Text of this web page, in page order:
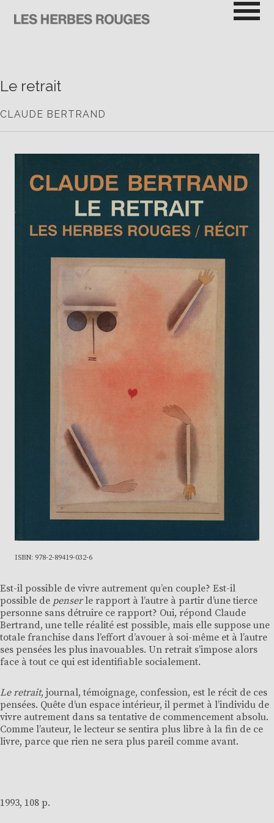
contenu
Le retrait
CLAUDE BERTRAND
ISBN: 978-2-89419-032-6
Est-il possible de vivre autrement qu’en couple? Est-il
possible de penserle rapport à l’autre à partir d’une tierce
personne sans détruire ce rapport? Oui, répond Claude
Bertrand, une telle réalité est possible, mais elle suppose une
totale franchise dans l’effort d’avouer à soi-même et à l’autre
ses pensées les plus inavouables. Un retrait s’impose alors
face à tout ce qui est identifiable socialement.
Le retrait, journal, témoignage, confession, est le récit de ces
pensées. Quête d’un espace intérieur, il permet à l’individu de
vivre autrement dans sa tentative de commencement absolu.
Comme l’auteur, le lecteur se sentira plus libre à la fin de ce
livre, parce que rien ne sera plus pareil comme avant.
1993, 108 p.